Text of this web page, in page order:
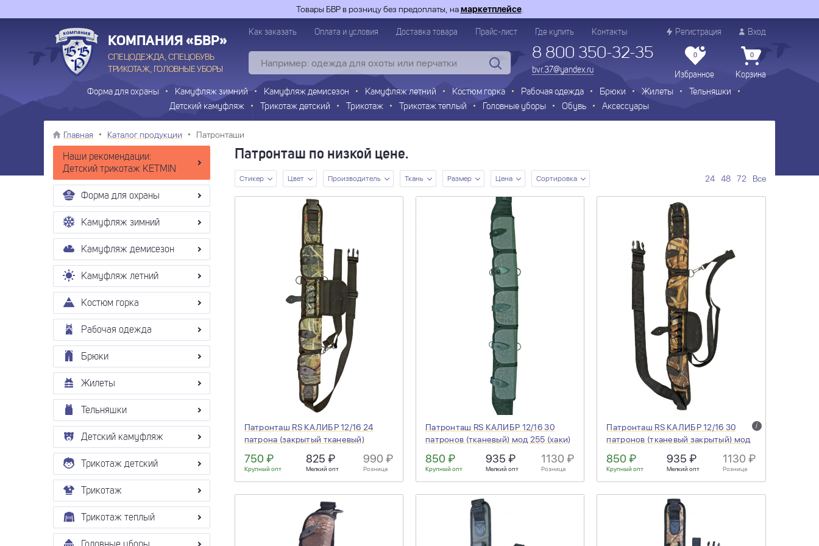
Товары БВР в розницу без предоплаты, намаркетплейсе.
КОМПАНИЯ «БВР»
СПЕЦОДЕЖДА, СПЕЦОБУВЬ
ТРИКОТАЖ, ГОЛОВНЫЕ УБОРЫ
Как заказать Оплата и условия Доставка товара Прайс-лист Где купить Контакты Регистрация Вход
8 800 350-32-35
bvr.37@yandex.ru
0
Избранное
0
Корзина
Форма для охраны Камуфляж зимний Камуфляж демисезон Камуфляж летний Костюм горка Рабочая одежда Брюки Жилеты
Тельняшки
Детский камуфляж
Трикотаж детский Трикотаж Трикотаж теплый Головные уборы Обувь Аксессуары
Главная Каталог продукции Патронташи
Наши рекомендации:
Детский трикотаж KETMIN
Форма для охраны
Камуфляж зимний
Камуфляж демисезон
Камуфляж летний
Костюм горка
Рабочая одежда
Брюки
Жилеты
Тельняшки
Детский камуфляж
Трикотаж детский
Трикотаж
Трикотаж теплый
Патронташ по низкой цене.
Стикер Цвет Производитель Ткань Размер Цена Сортировка 24 48 72 Все
Патронташ RS КАЛИБР 12/16 24
патрона (закрытый тканевый)
750 ₽
Крупный опт
825 ₽
Мелкий опт
990 ₽
Розница
Патронташ RS КАЛИБР 12/16 30
патронов (тканевый) мод 255 (хаки)
850 ₽
Крупный опт
935 ₽
Мелкий опт
1130 ₽
Розница
Патронташ RS КАЛИБР 12/16 30
патронов (тканевый закрытый) мод
i
850 ₽
Крупный опт
935 ₽
Мелкий опт
1130 ₽
Розница